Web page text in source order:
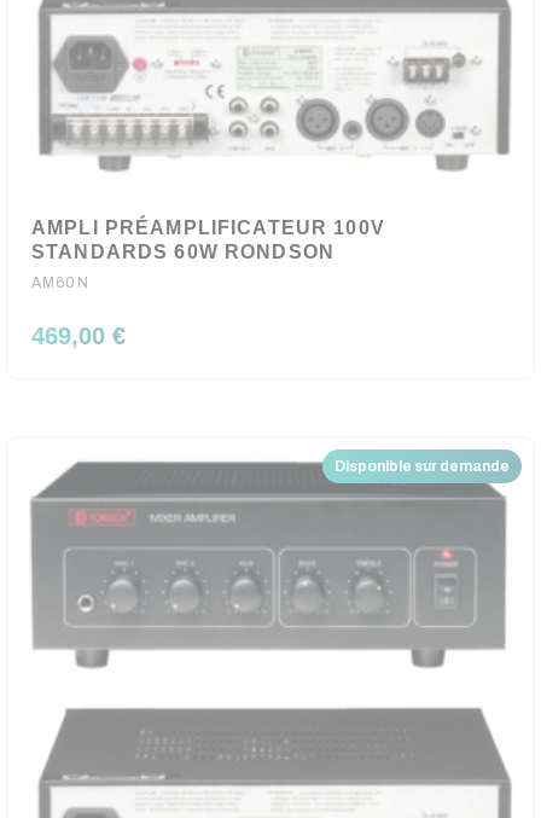
AMPLI PRÉAMPLIFICATEUR 100V
STANDARDS 60W RONDSON
AM60N
469,00 €
Disponible sur demande